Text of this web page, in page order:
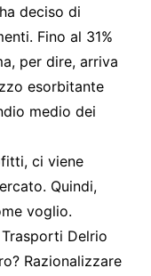
deciso di
Fino al 31%
per dire, arriva
esorbitante
medio dei
ci viene
Quindi,
voglio.
Delrio
Razionalizzare